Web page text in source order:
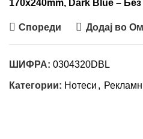
170x240mm, Dark Blue –
Спореди Додај во
ШИФРА: 0304320DBL
Категории: Нотеси ,